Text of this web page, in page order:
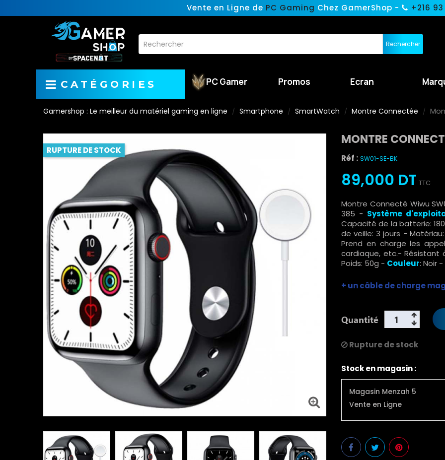
Vente en Ligne de PC Gaming Chez GamerShop - +216
Rechercher
CATÉGORIES PC Gamer Promos Ecran
Gamershop : Le meilleur du matériel gaming en ligne Smartphone SmartWatch Montre Connectée
RUPTURE DE STOCK
MONTRE
Réf : SW01-SE-BK
89,000 DT TTC
Montre Connecté Wiwu
385 - Système
Capacité de la batterie:
de veille: 3 jours -
Prend en charge les
cardiaque, etc.- Résistant
Poids: 50g - Couleur: Noir -
+ un câble de charge
Quantité
Rupture de stock
Stock en magasin :
Magasin Menzah 5
Vente en Ligne